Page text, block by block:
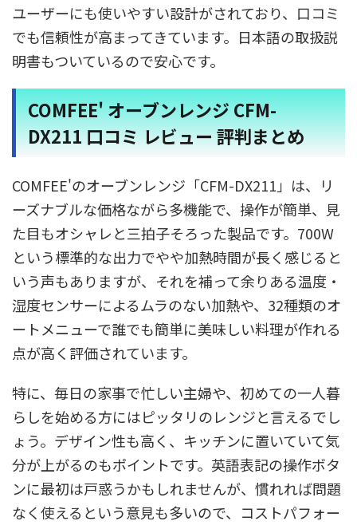
ユーザーにも使いやすい設計がされており、口コミ
でも信頼性が高まってきています。日本語の取扱説
明書もついているので安心です。
COMFEE' オーブンレンジ CFM-
DX211 口コミ レビュー 評判まとめ
COMFEE'のオーブンレンジ「CFM-DX211」は、リ
ーズナブルな価格ながら多機能で、操作が簡単、見
た目もオシャレと三拍子そろった製品です。700W
という標準的な出力でやや加熱時間が長く感じると
いう声もありますが、それを補って余りある温度・
湿度センサーによるムラのない加熱や、32種類のオ
ートメニューで誰でも簡単に美味しい料理が作れる
点が高く評価されています。
特に、毎日の家事で忙しい主婦や、初めての一人暮
らしを始める方にはピッタリのレンジと言えるでし
ょう。デザイン性も高く、キッチンに置いていて気
分が上がるのもポイントです。英語表記の操作ボタ
ンに最初は戸惑うかもしれませんが、慣れれば問題
なく使えるという意見も多いので、コストパフォー